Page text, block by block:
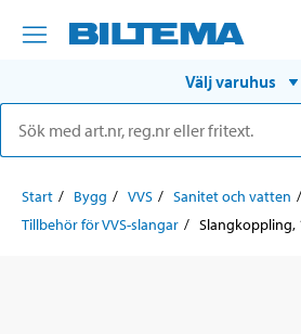
Välj varuhus
Start Bygg VVS Sanitet och vatten
Tillbehör för VVS-slangar
Slangkoppling,